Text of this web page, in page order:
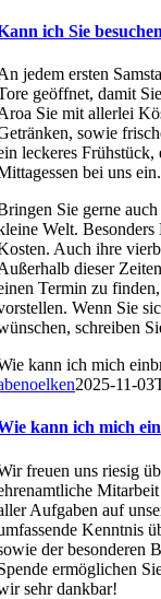
ich Sie
jedem ersten
geöffnet, damit
Sie mit allerlei
sowie
leckeres
bei uns ein.
Sie gerne
Welt.
Auch ihre
dieser
Termin zu
Wenn Sie
schreiben
kann ich mich
2025-11-
kann ich mich
freuen uns riesig
Aufgaben auf
Kenntnis
der besonderen
ermöglichen
sehr dankbar!